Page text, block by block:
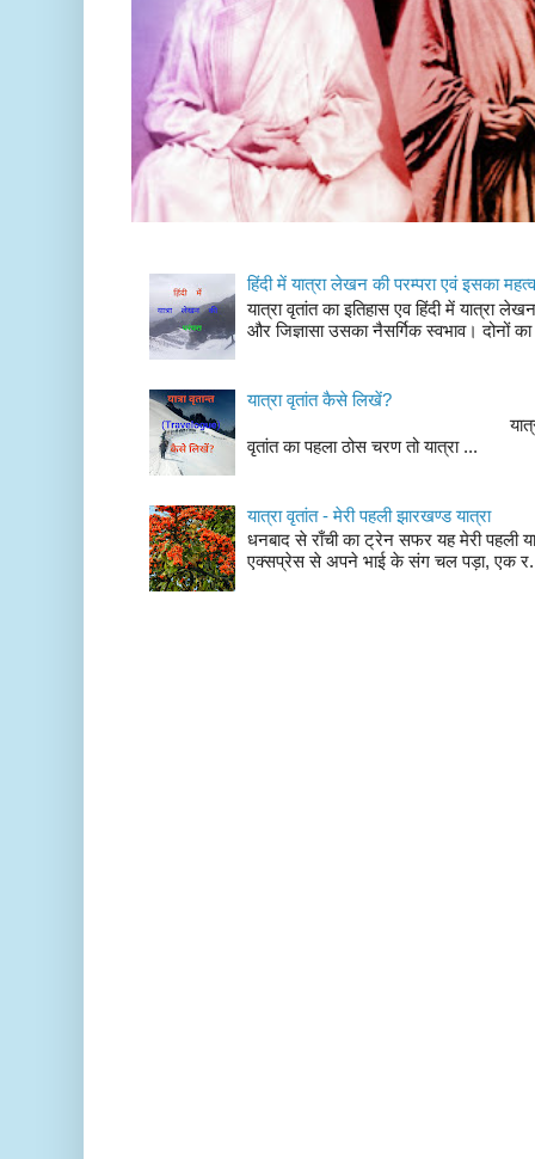
हिंदी में यात्रा लेखन की परम्परा एवं इसका महत्व
यात्रा वृतांत का इतिहास एव हिंदी में यात्रा
और जिज्ञासा उसका नैसर्गिक स्वभाव। दोनों
यात्रा वृतांत कैसे लिखें?
यात्रा वृतांत लेखन के
वृतांत का पहला ठोस चरण तो यात्रा ...
यात्रा वृतांत - मेरी पहली झारखण्ड यात्रा
धनबाद से राँची का ट्रेन सफर यह मेरी पहली
एक्सप्रेस से अपने भाई के संग चल पड़ा, एक